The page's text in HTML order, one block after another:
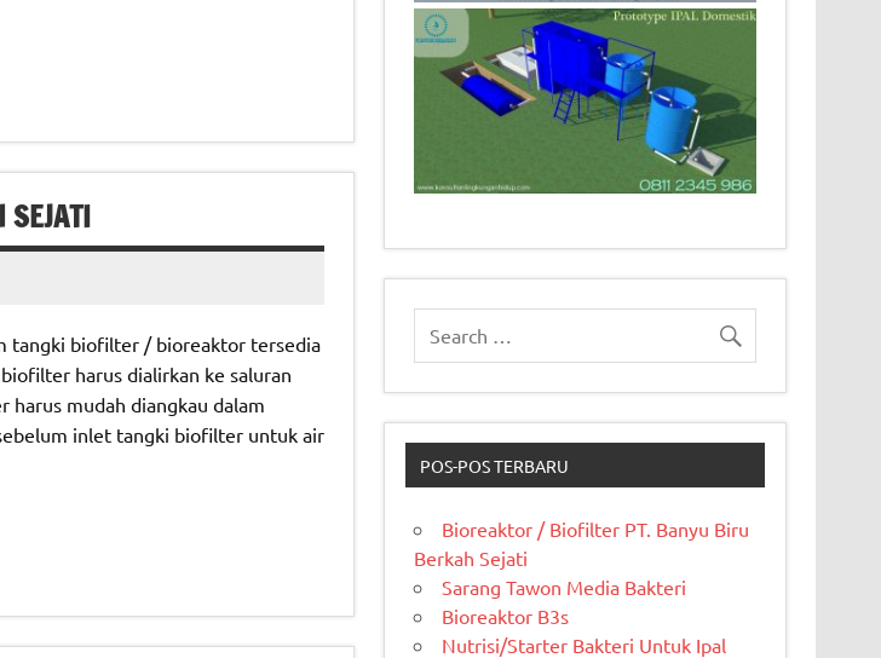
SEJATI
tangki biofilter / bioreaktor tersedia
harus dialirkan ke saluran
mudah diangkau dalam
inlet tangki biofilter untuk air
POS-POS TERBARU
Bioreaktor / Biofilter PT. Banyu Biru
Berkah Sejati
Sarang Tawon Media Bakteri
Bioreaktor B3s
Nutrisi/Starter Bakteri Untuk Ipal